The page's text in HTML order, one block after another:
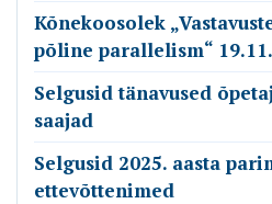
Kõnekoosolek
põline parallelism“
Selgusid tänavused
saajad
Selgusid 2025. aasta
ettevõttenimed